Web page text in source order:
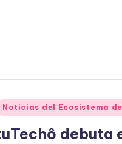
Noticias del Ecosistema
debuta